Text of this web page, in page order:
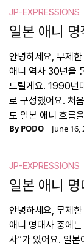
JP-EXPRESSIONS
일본 애니
안녕하세요, 무제
애니 역사 30년을
드릴게요. 1990년
로 구성했어요. 처
도 일본 애니 흐름
ByPODO June 16,
JP-EXPRESSIONS
일본 애니
안녕하세요, 무제
애니 명대사 중에
사”가 있어요. 일본